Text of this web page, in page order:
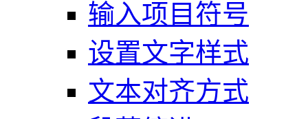
输入项目符号
设置文字样式
文本对齐方式